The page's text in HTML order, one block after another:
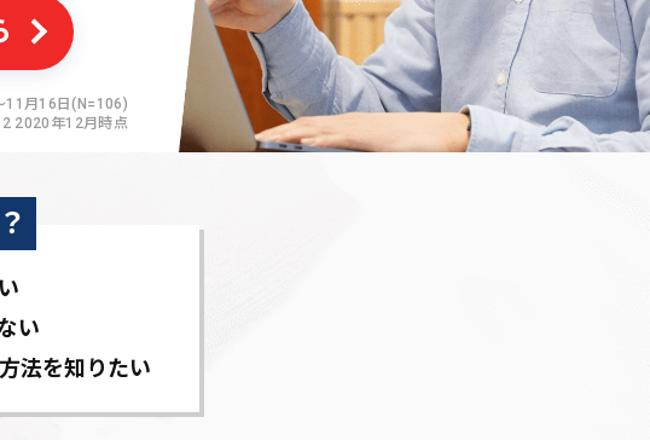
月16日(N=106)
2020年12月時点
い
法を知りたい